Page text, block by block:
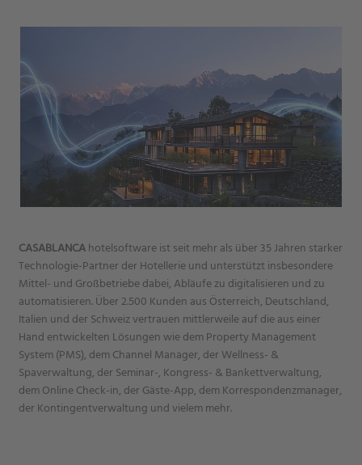
CASABLANCAhotelsoftware ist seit mehr als über 35 Jahren starker
Technologie-Partner der Hotellerie und unterstützt insbesondere
Mittel- und Großbetriebe dabei, Abläufe zu digitalisieren und zu
automatisieren. Über 2.500 Kunden aus Österreich, Deutschland,
Italien und der Schweiz vertrauen mittlerweile auf die aus einer
Hand entwickelten Lösungen wie dem Property Management
System (PMS), dem Channel Manager, der Wellness- &
Spaverwaltung, der Seminar-, Kongress- & Bankettverwaltung,
dem Online Check-in, der Gäste-App, dem Korrespondenzmanager,
der Kontingentverwaltung und vielem mehr.